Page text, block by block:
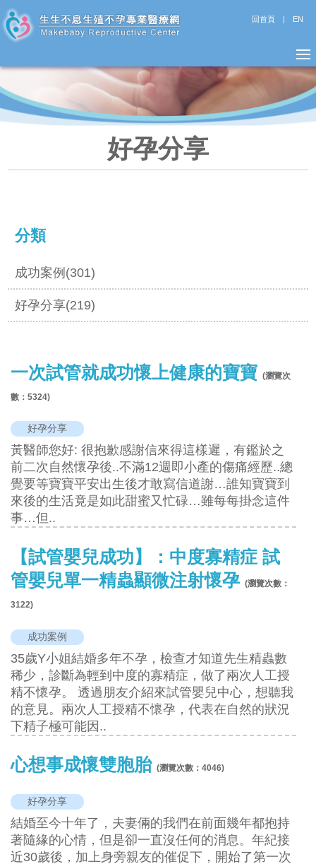
回首頁| EN
好孕分享
分類
成功案例(301)
好孕分享(219)
一次試管就成功懷上健康的寶寶 (瀏覽次
數：5324)
好孕分享
黃醫師您好: 很抱歉感謝信來得這樣遲，有鑑於之
前二次自然懷孕後..不滿12週即小產的傷痛經歷..總
覺要等寶寶平安出生後才敢寫信道謝…誰知寶寶到
來後的生活竟是如此甜蜜又忙碌…雖每每掛念這件
事…但..
【試管嬰兒成功】：中度寡精症 試
管嬰兒單一精蟲顯微注射懷孕 (瀏覽次數：
3122)
成功案例
35歲Y小姐結婚多年不孕，檢查才知道先生精蟲數
稀少，診斷為輕到中度的寡精症，做了兩次人工授
精不懷孕。 透過朋友介紹來試管嬰兒中心，想聽我
的意見。兩次人工授精不懷孕，代表在自然的狀況
下精子極可能因..
心想事成懷雙胞胎 (瀏覽次數：4046)
好孕分享
結婚至今十年了，夫妻倆的我們在前面幾年都抱持
著隨緣的心情，但是卻一直沒任何的消息。年紀接
近30歲後，加上身旁親友的催促下，開始了第一次